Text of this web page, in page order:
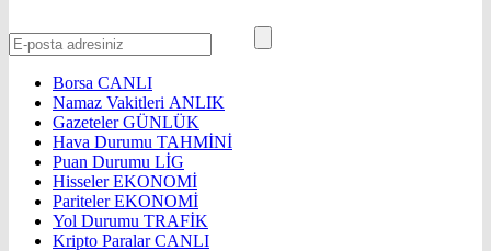
Borsa CANLI
Namaz Vakitleri ANLIK
GazetelerGÜNLÜK
Hava Durumu TAHMİNİ
Puan Durumu LİG
HisselerEKONOMİ
ParitelerEKONOMİ
Yol Durumu TRAFİK
Kripto ParalarCANLI